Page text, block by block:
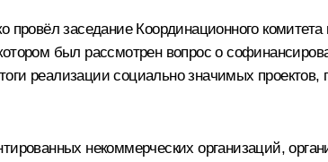
заседание Координационного комитета
был рассмотрен вопрос о
реализации социально значимых
некоммерческих организаций,